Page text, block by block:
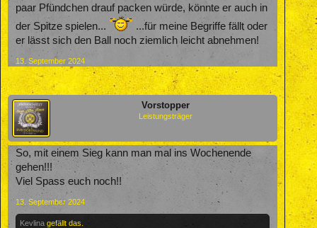
paar Pfündchen drauf packen würde, könnte er auch in
der Spitze spielen...
...für meine Begriffe fällt oder
er lässt sich den Ball noch ziemlich leicht abnehmen!
13. September 2024
Vorstopper
Leistungsträger
So, mit einem Sieg kann man mal ins Wochenende
gehen!!!
Viel Spass euch noch!!
13. September 2024
Kevlina gefällt das.